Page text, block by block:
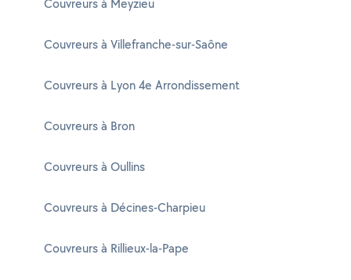
Couvreurs à Meyzieu
Couvreurs à Villefranche-sur-Saône
Couvreurs à Lyon 4e Arrondissement
Couvreurs à Bron
Couvreurs à Oullins
Couvreurs à Décines-Charpieu
Couvreurs à Rillieux-la-Pape